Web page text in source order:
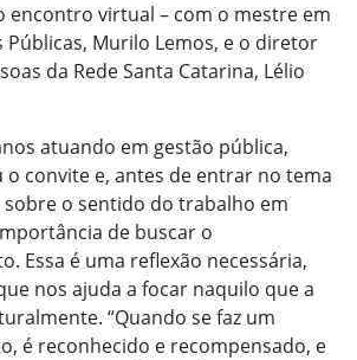
encontro virtual – com o mestre em
Públicas, Murilo Lemos, e o diretor
da Rede Santa Catarina, Lélio
atuando em gestão pública,
o convite e, antes de entrar no tema
o sentido do trabalho em
de buscar o
Essa é uma reflexão necessária,
nos ajuda a focar naquilo que a
“Quando se faz um
é reconhecido e recompensado, e